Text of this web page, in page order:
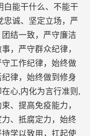
白能干什么、不能干
忠诚、坚定立场，严
结一致，严守廉洁
，严守群众纪律，
工作纪律，始终做
律，始终做到修身
心,内化为言行准则,
、提高免疫能力，
、抵腐定力，始终
学以致用，扛起使